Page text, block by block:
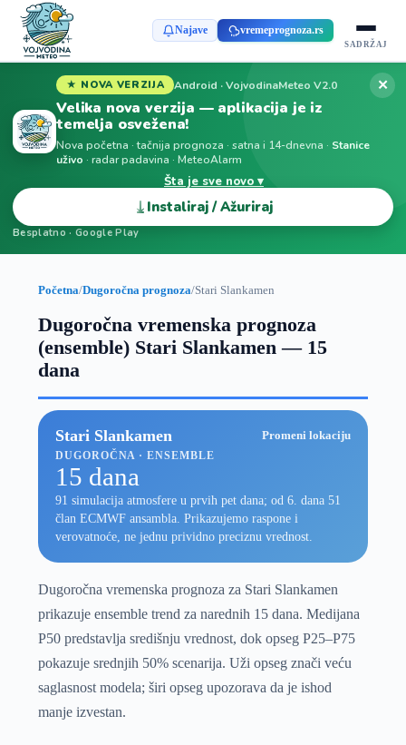
Najave vremeprognoza.rs
SADRŽAJ
★ NOVA VERZIJA Android · VojvodinaMeteo V2.0
Velika nova verzija — aplikacija je iz
temelja osvežena!
Nova početna · tačnija prognoza · satna i 14-dnevna · Stanice
uživo · radar padavina · MeteoAlarm
Šta je sve novo ▾
⤓ Instaliraj / Ažuriraj
Besplatno · Google Play
✕
Početna/Dugoročna prognoza/Stari Slankamen
Dugoročna vremenska prognoza
(ensemble) Stari Slankamen — 15
dana
Stari Slankamen Promeni lokaciju
DUGOROČNA · ENSEMBLE
15 dana
91 simulacija atmosfere u prvih pet dana; od 6. dana 51
član ECMWF ansambla. Prikazujemo raspone i
verovatnoće, ne jednu prividno preciznu vrednost.
Dugoročna vremenska prognoza za Stari Slankamen
prikazuje ensemble trend za narednih 15 dana. Medijana
P50 predstavlja središnju vrednost, dok opseg P25–P75
pokazuje srednjih 50% scenarija. Uži opseg znači veću
saglasnost modela; širi opseg upozorava da je ishod
manje izvestan.